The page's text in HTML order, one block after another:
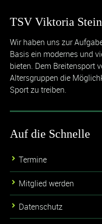
TSV Viktoria Stein
Wir haben uns zur
Basis ein modernes und
bieten. Dem Breitensport
Altersgruppen die
Sport zu treiben.
Auf die Schnelle
Termine
Mitglied werden
Datenschutz